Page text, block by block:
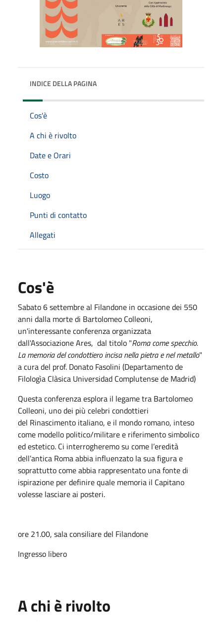
INDICE DELLA PAGINA
Cos'è
A chi è rivolto
Date e Orari
Costo
Luogo
Punti di contatto
Allegati
Cos'è
Sabato 6 settembre al Filandone in occasione dei 550
anni dalla morte di Bartolomeo Colleoni,
un'interessante conferenza organizzata
dall'Associazione Ares, dal titolo "Roma come specchio.
La memoria del condottiero incisa nella pietra e nel metallo"
a cura del prof. Donato Fasolini (Departamento de
Filologìa Clàsica Universidad Complutense de Madrid)
Questa conferenza esplora il legame tra Bartolomeo
Colleoni, uno dei più celebri condottieri
del Rinascimento italiano, e il mondo romano, inteso
come modello politico/militare e riferimento simbolico
ed estetico. Ci interrogheremo su come l’eredità
dell’antica Roma abbia influenzato la sua figura e
soprattutto come abbia rappresentato una fonte di
ispirazione per definire quale memoria il Capitano
volesse lasciare ai posteri.
ore 21.00, sala consiliare del Filandone
Ingresso libero
A chi è rivolto